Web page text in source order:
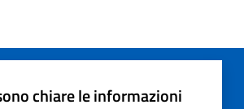
chiare le informazioni